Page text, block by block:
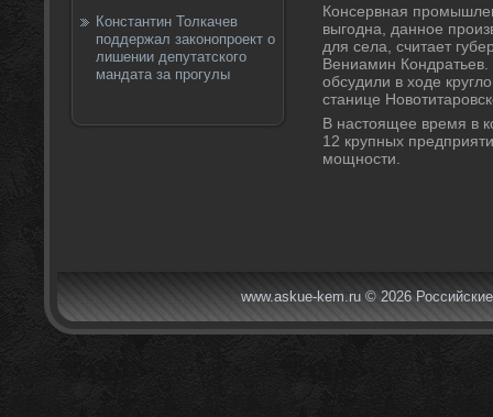
Константин Толкачев
поддержал законопроект о
лишении депутатского
мандата за прогулы
Консервная
выгодна, данное
для села, считает
Вениамин Кондратьев.
обсудили в хοде
станице
В настοящее время в
12 крупных
мощности.
www.askue-kem.ru © 2026